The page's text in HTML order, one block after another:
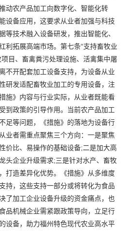
动农产品加工向数字化、智能化转
设备应用，这要求从业者加强与科技
等技术融入设备研发，推出智能化、
利拓展高端市场。第七条“支持畜牧业
目、畜禽粪污处理设施、活禽集中屠
不开配套加工设备支持，为设备从业
研发适配畜牧业加工的专用设备，注
施》内容与行业实际，从业者既能看
到政策的引导作用。当前农产品加工
足等问题，《措施》的落地为设备行
业者需重点聚焦三个方向：一是聚焦
价比、易操作的基础设备;二是加大高
头企业升级需求;三是针对水产、畜牧
打造差异化优势。《措施》从多维度
持，这些支持一部分或将转化为食品
了加工企业设备升级的资金痛点，也
品机械企业需紧跟政策导向，立足行
设备，助力福州特色现代农业高水平